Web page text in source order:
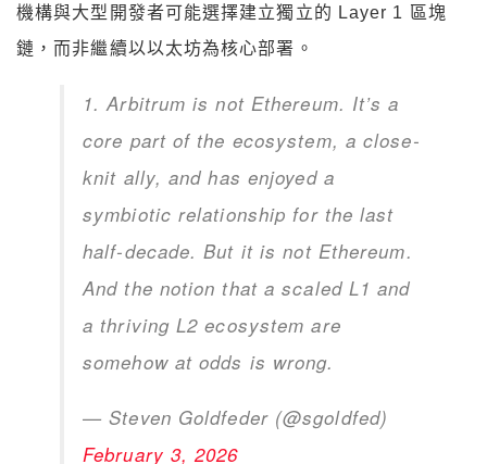
機構與大型開發者可能選擇建立獨立的 Layer 1 區塊
鏈，而非繼續以以太坊為核心部署。
1. Arbitrum is not Ethereum. It’s a
core part of the ecosystem, a close-
knit ally, and has enjoyed a
symbiotic relationship for the last
half-decade. But it is not Ethereum.
And the notion that a scaled L1 and
a thriving L2 ecosystem are
somehow at odds is wrong.
— Steven Goldfeder (@sgoldfed)
February 3, 2026